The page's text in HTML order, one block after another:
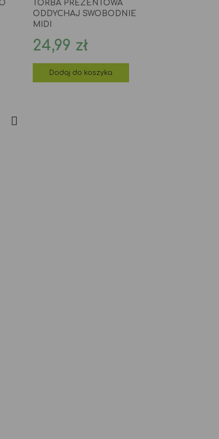
TORBA PREZENTOWA
ODDYCHAJ SWOBODNIE
MIDI
Cena
24,99 zł
Dodaj do koszyka
